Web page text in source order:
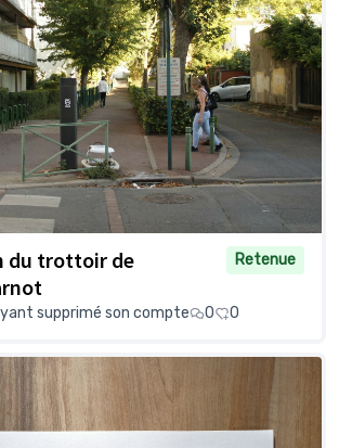
du trottoir de
Retenue
supprimé son compte 0 0